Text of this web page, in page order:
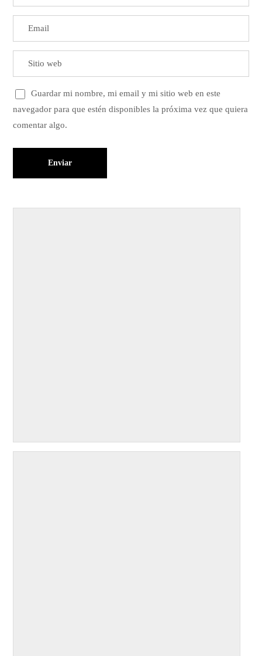
Guardar mi nombre, mi email y mi sitio web en este
navegador para que estén disponibles la próxima vez que quiera
comentar algo.